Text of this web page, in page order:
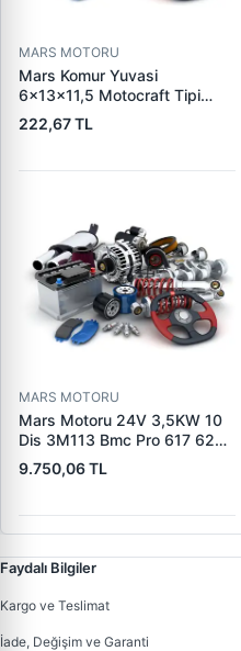
MARS MOTORU
Mars Komur Yuvasi
6×13×11,5 Motocraft Tipi
Ford Ranger Focus Fiesta
Connect (FO0731
5L8Z11000AC) | PARS PRS-
222,67 TL
MARS MOTORU
Mars Motoru 24V 3,5KW 10
Dis 3M113 Bmc Pro 617 620
(619 240 36 619 240 46
Yerine) | LUCAS 619 241 46
9.750,06 TL
Faydalı Bilgiler
Kargo ve Teslimat
İade, Değişim ve Garanti